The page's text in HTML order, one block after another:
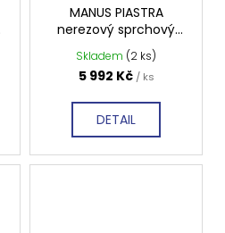
MANUS PIASTRA
nerezový sprchový
kanálek 950x112x55
mm, GMP95
Skladem (2 ks)
5 992 Kč / ks
DETAIL